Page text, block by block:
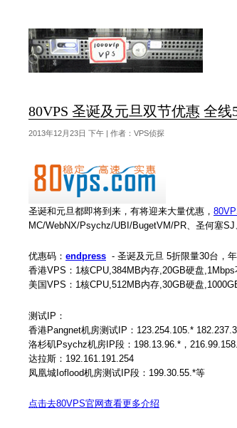
80VPS 圣诞及元旦双节优惠 全线
2013年12月23日 下午 | 作者：VPS侦探
圣诞和元旦都即将到来，有将迎来大量优惠，
MC/WebNX/Psychz/UBI/BugetVM/PR、圣何塞
优惠码： endpress - 圣诞及元旦 5折限量30台，
香港VPS：1核CPU,384MB内存,20GB硬盘
美国VPS：1核CPU,512MB内存,30GB硬盘
测试IP：
香港Pangnet机房测试IP：123.254.105.*
洛杉矶Psychz机房IP段：198.13.96.*，
达拉斯：192.161.191.254
凤凰城Ioflood机房测试IP段：199.30.55.*等
点击去80VPS官网查看更多介绍